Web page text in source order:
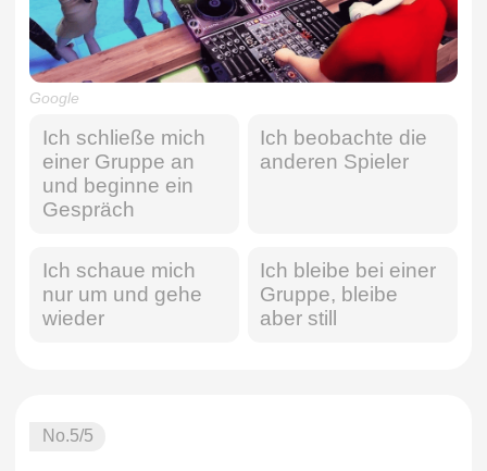
Google
Ich schließe mich
einer Gruppe an
und beginne ein
Gespräch
Ich beobachte die
anderen Spieler
Ich schaue mich
nur um und gehe
wieder
Ich bleibe bei einer
Gruppe, bleibe
aber still
No.5/5